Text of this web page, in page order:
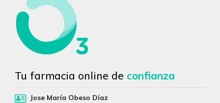
Tu farmacia online de confianza
Jose María Obeso Díaz